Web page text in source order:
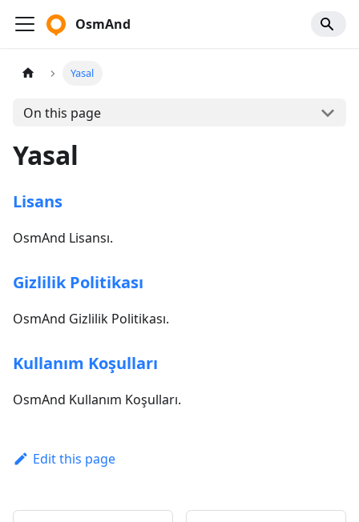
OsmAnd
Yasal
On this page
Yasal
Lisans
OsmAnd Lisansı.
Gizlilik Politikası
OsmAnd Gizlilik Politikası.
Kullanım Koşulları
OsmAnd Kullanım Koşulları.
Edit this page